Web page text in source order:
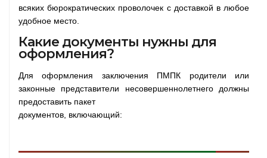
всяких бюрократических проволочек с доставкой в любое
удобное место.
Какие документы нужны для
оформления?
Для оформления заключения ПМПК родители или
законные представители несовершеннолетнего должны
предоставить пакет
документов, включающий: